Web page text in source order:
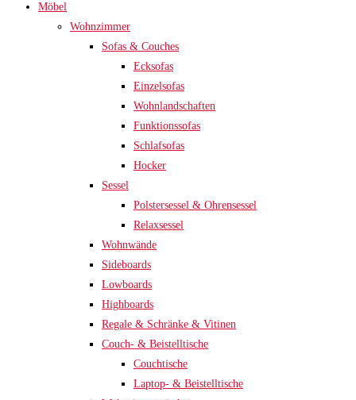
Möbel
Wohnzimmer
Sofas & Couches
Ecksofas
Einzelsofas
Wohnlandschaften
Funktionssofas
Schlafsofas
Hocker
Sessel
Polstersessel & Ohrensessel
Relaxsessel
Wohnwände
Sideboards
Lowboards
Highboards
Regale & Schränke & Vitinen
Couch- & Beistelltische
Couchtische
Laptop- & Beistelltische